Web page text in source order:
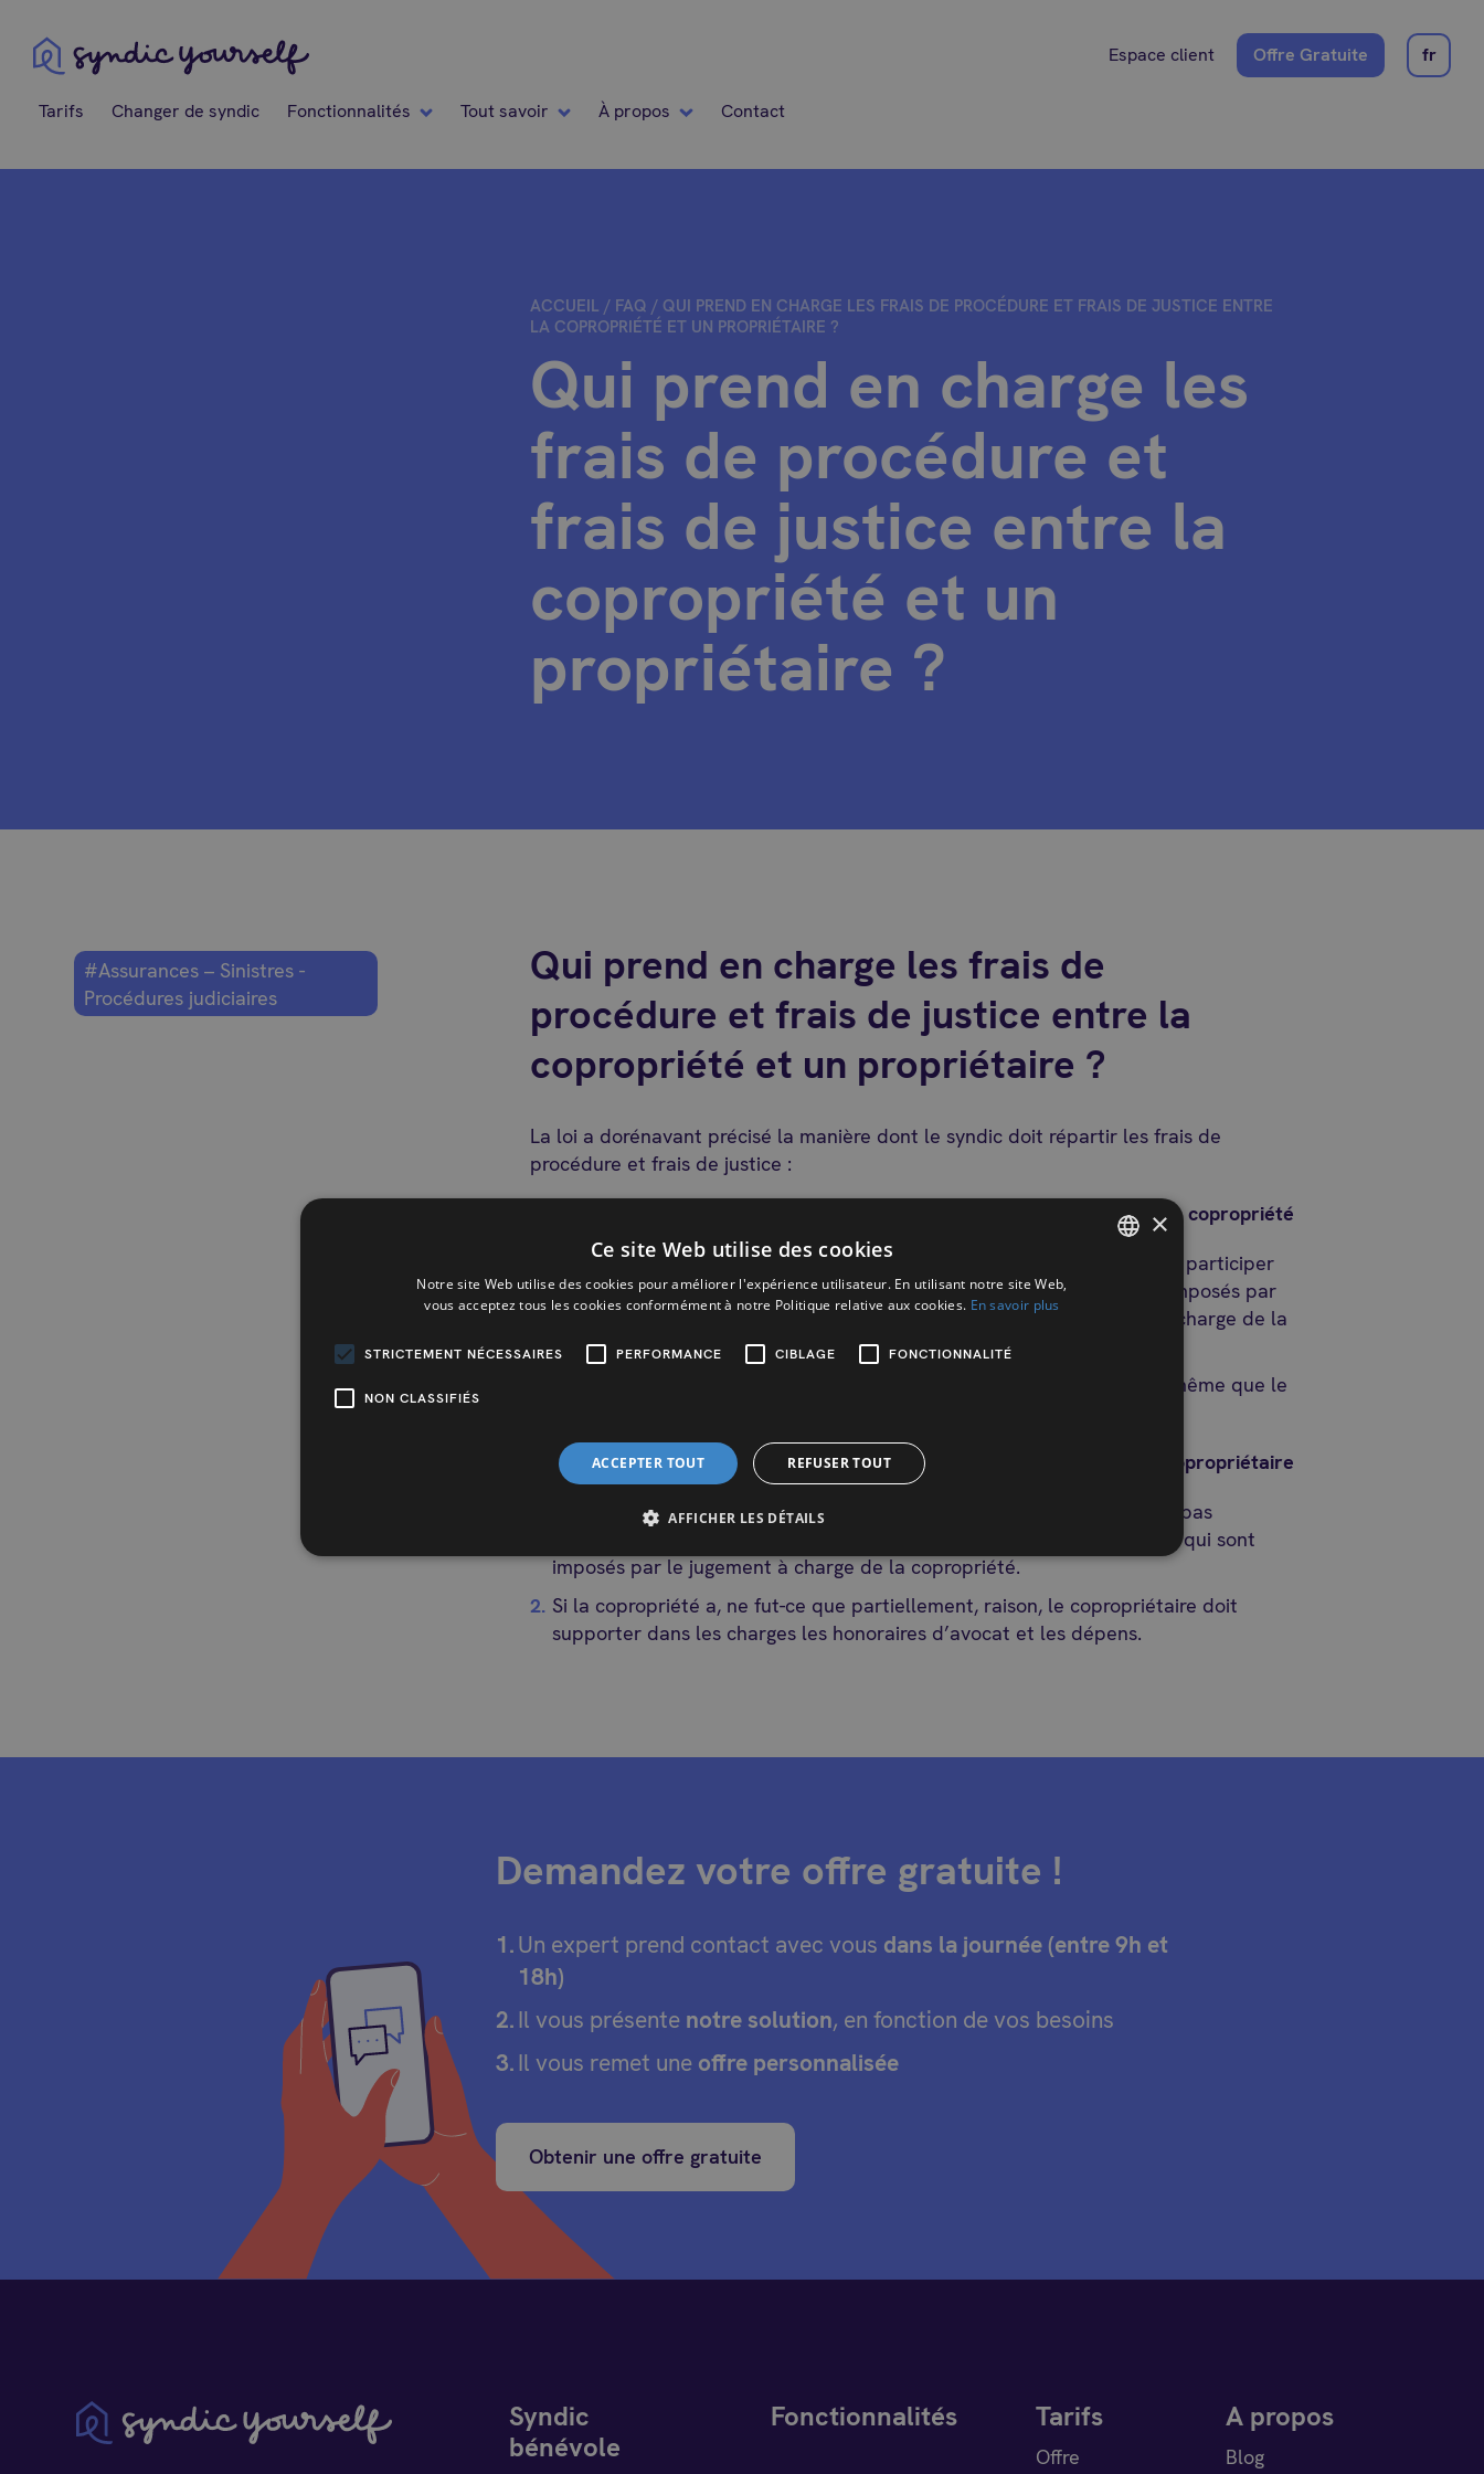
Syndic Yourself
Tarifs Changer de syndic Fonctionnalités Tout savoir À propos Contact
Espace client Offre Gratuite fr
ACCUEIL / FAQ / QUI PREND EN CHARGE LES FRAIS DE PROCÉDURE ET FRAIS DE JUSTICE ENTRE
LA COPROPRIÉTÉ ET UN PROPRIÉTAIRE ?
Qui prend en charge les
frais de procédure et
frais de justice entre la
copropriété et un
propriétaire ?
#Assurances – Sinistres -
Procédures judiciaires
Qui prend en charge les frais de
procédure et frais de justice entre la
copropriété et un propriétaire ?
La loi a dorénavant précisé la manière dont le syndic doit répartir les frais de
procédure et frais de justice :
Frais d’une procédure judiciaire engagée par un copropriétaire contre la copropriété
La procédure judiciaire est gagnée par le copropriétaire : il ne doit pas participer
aux honoraires de l’avocat de la copropriété, ni aux dépens qui sont imposés par
le jugement (dépens = frais d’assignation + partie de frais d’avocat) à charge de la
copropriété.
Si le copropriétaire a, ne fut-ce-que partiellement, raison il en est de même que le
Frais d’une procédure judiciaire engagée par la copropriété contre un copropriétaire
La procédure est perdue par la copropriété : le copropriétaire ne doit pas
participer aux honoraires de l’avocat de la copropriété, ni aux dépens qui sont
imposés par le jugement à charge de la copropriété.
Si la copropriété a, ne fut-ce que partiellement, raison, le copropriétaire doit
supporter dans les charges les honoraires d’avocat et les dépens.
Demandez votre offre gratuite !
Un expert prend contact avec vous dans la journée (entre 9h et
18h)
Il vous présente notre solution, en fonction de vos besoins
Il vous remet une offre personnalisée
Obtenir une offre gratuite
Syndic
bénévole
Fonctionnalités Tarifs
Offre
A propos
Blog
×
Ce site Web utilise des cookies
Notre site Web utilise des cookies pour améliorer l'expérience utilisateur. En utilisant notre site Web,
vous acceptez tous les cookies conformément à notre Politique relative aux cookies. En savoir plus
STRICTEMENT NÉCESSAIRES PERFORMANCE CIBLAGE FONCTIONNALITÉ
NON CLASSIFIÉS
ACCEPTER TOUT REFUSER TOUT
AFFICHER LES DÉTAILS